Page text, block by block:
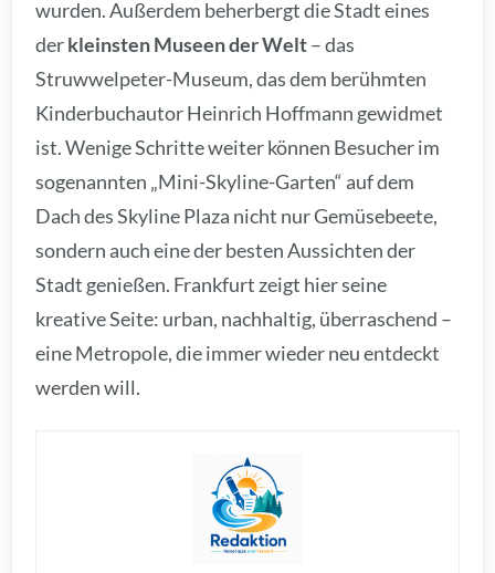
wurden. Außerdem beherbergt die Stadt eines
derkleinsten Museen der Welt– das
Struwwelpeter-Museum, das dem berühmten
Kinderbuchautor Heinrich Hoffmann gewidmet
ist. Wenige Schritte weiter können Besucher im
sogenannten „Mini-Skyline-Garten“ auf dem
Dach des Skyline Plaza nicht nur Gemüsebeete,
sondern auch eine der besten Aussichten der
Stadt genießen. Frankfurt zeigt hier seine
kreative Seite: urban, nachhaltig, überraschend –
eine Metropole, die immer wieder neu entdeckt
werden will.